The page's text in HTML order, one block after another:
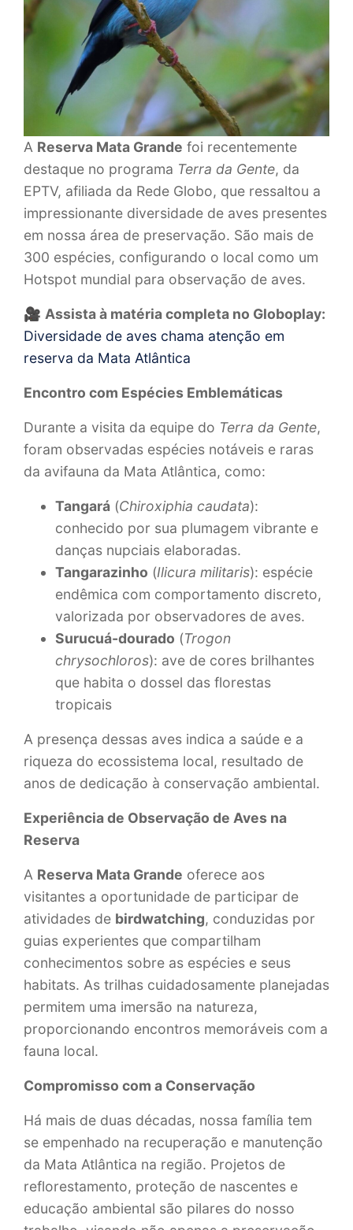
A Reserva Mata Grande foi recentemente
destaque no programa Terra da Gente, da
EPTV, afiliada da Rede Globo, que ressaltou a
impressionante diversidade de aves presentes
em nossa área de preservação. São mais de
300 espécies, configurando o local como um
Hotspot mundial para observação de aves.
🎥 Assista à matéria completa no Globoplay:
Diversidade de aves chama atenção em
reserva da Mata Atlântica
Encontro com Espécies Emblemáticas
Durante a visita da equipe do Terra da Gente,
foram observadas espécies notáveis e raras
da avifauna da Mata Atlântica, como:
Tangará (Chiroxiphia caudata):
conhecido por sua plumagem vibrante e
danças nupciais elaboradas.
Tangarazinho (Ilicura militaris): espécie
endêmica com comportamento discreto,
valorizada por observadores de aves.
Surucuá-dourado (Trogon
chrysochloros): ave de cores brilhantes
que habita o dossel das florestas
tropicais
A presença dessas aves indica a saúde e a
riqueza do ecossistema local, resultado de
anos de dedicação à conservação ambiental.
Experiência de Observação de Aves na
Reserva
A Reserva Mata Grande oferece aos
visitantes a oportunidade de participar de
atividades de birdwatching, conduzidas por
guias experientes que compartilham
conhecimentos sobre as espécies e seus
habitats. As trilhas cuidadosamente planejadas
permitem uma imersão na natureza,
proporcionando encontros memoráveis com a
fauna local.
Compromisso com a Conservação
Há mais de duas décadas, nossa família tem
se empenhado na recuperação e manutenção
da Mata Atlântica na região. Projetos de
reflorestamento, proteção de nascentes e
educação ambiental são pilares do nosso